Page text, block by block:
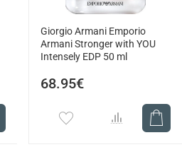
Giorgio Armani Emporio
Armani Stronger with YOU
Intensely EDP 50 ml
68.95€